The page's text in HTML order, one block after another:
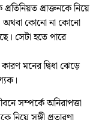
প্রাক্তনকে নিয়ে
অথবা কোনো না কোনো
সেটা হতে পারে
মনের দ্বিধা ঝেড়ে
সম্পর্কে অনিরাপত্তা